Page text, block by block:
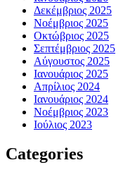
Δεκέμβριος 2025
Νοέμβριος 2025
Οκτώβριος 2025
Σεπτέμβριος 2025
Αύγουστος 2025
Ιανουάριος 2025
Απρίλιος 2024
Ιανουάριος 2024
Νοέμβριος 2023
Ιούλιος 2023
Categories